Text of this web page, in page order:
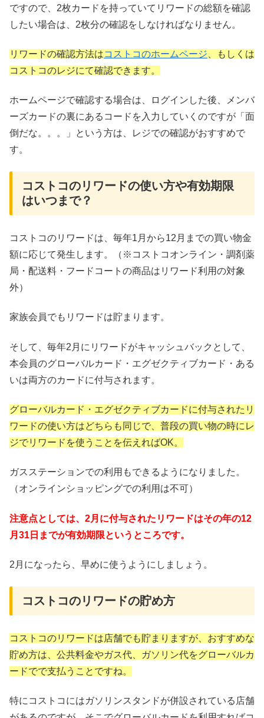
ですので、2枚カードを持っていてリワードの総額を確認
したい場合は、2枚分の確認をしなければなりません。
リワードの確認方法はコストコのホームページ 、もしくは
コストコのレジにて確認できます。
ホームページで確認する場合は、ログインした後、メンバ
ーズカードの裏にあるコードを入力していくのですが「面
倒だな。。。」という方は、レジでの確認がおすすめで
す。
コストコのリワードの使い方や有効期限
はいつまで？
コストコのリワードは、毎年1月から12月までの買い物金
額に応じて発生します。（※コストコオンライン・調剤薬
局・配送料・フードコートの商品はリワード利用の対象
外）
家族会員でもリワードは貯まります。
そして、毎年2月にリワードがキャッシュバックとして、
本会員のグローバルカード・エグゼクティブカード・ある
いは両方のカードに付与されます。
グローバルカード・エグゼクティブカードに付与されたリ
ワードの使い方はどちらも同じで、普段の買い物の時にレ
ジでリワードを使うことを伝えればOK。
ガスステーションでの利用もできるようになりました。
（オンラインショッピングでの利用は不可）
注意点としては、2月に付与されたリワードはその年の12
月31日までが有効期限というところです。
2月になったら、早めに使うようにしましょう。
コストコのリワードの貯め方
コストコのリワードは店舗でも貯まりますが、おすすめな
貯め方は、公共料金やガス代、ガソリン代をグローバルカ
ードでで支払うことですね。
特にコストコにはガソリンスタンドが併設されている店舗